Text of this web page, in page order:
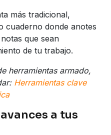
más tradicional,
cuaderno donde anotes
que sean
de tu trabajo.
herramientas armado,
Herramientas clave
a tus